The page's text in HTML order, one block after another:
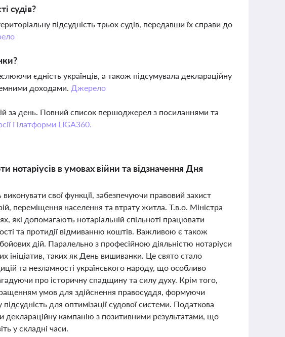
судів?
підсудність трьох судів, передавши їх справи до
єдність українців, а також підсумувала деклараційну
доходами. Джерело
за день. Повний список першоджерел з посиланнями та
Платформи LIGA360.
в умовах війни та відзначення Дня
свої функції, забезпечуючи правовий захист
переміщення населення та втрату житла. Т.в.о. Міністра
які допомагають нотаріальній спільноті працювати
та протидії відмиванню коштів. Важливою є також
дій. Паралельно з професійною діяльністю нотаріуси
ініціатив, таких як День вишиванки. Це свято стало
та незламності українського народу, що особливо
про історичну спадщину та силу духу. Крім того,
умов для здійснення правосуддя, формуючи
для оптимізації судової системи. Податкова
кампанію з позитивними результатами, що
у складні часи.